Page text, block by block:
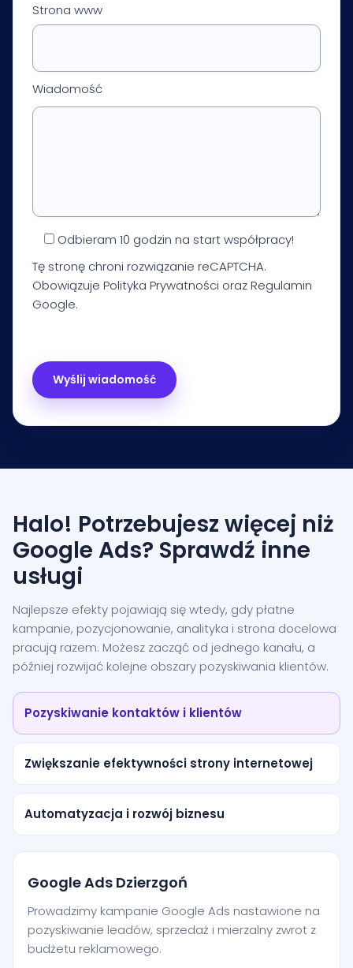
Strona www
Wiadomość
Odbieram 10 godzin na start współpracy!
Tę stronę chroni rozwiązanie reCAPTCHA.
Obowiązuje Polityka Prywatności orazRegulamin
Google.
Halo! Potrzebujesz więcej niż
Google Ads? Sprawdź inne
usługi
Najlepsze efekty pojawiają się wtedy, gdy płatne
kampanie, pozycjonowanie, analityka i strona docelowa
pracują razem. Możesz zacząć od jednego kanału, a
później rozwijać kolejne obszary pozyskiwania klientów.
Pozyskiwanie kontaktów i klientów
Zwiększanie efektywności strony internetowej
Automatyzacja i rozwój biznesu
Google Ads Dzierzgoń
Prowadzimy kampanie Google Ads nastawione na
pozyskiwanie leadów, sprzedaż i mierzalny zwrot z
budżetu reklamowego.